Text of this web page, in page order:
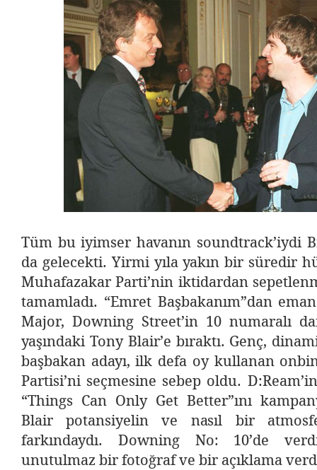
Tüm bu iyimser havanın soundtrack’iydi
da gelecekti. Yirmi yıla yakın bir süredir
Muhafazakar Parti’nin iktidardan
tamamladı. “Emret Başbakanım”dan
Major, Downing Street’in 10 numaralı
yaşındaki Tony Blair’e bıraktı. Genç,
başbakan adayı, ilk defa oy kullanan
Partisi’ni seçmesine sebep oldu.
“Things Can Only Get Better”ını
Blair potansiyelin ve nasıl bir
farkındaydı. Downing No: 10’de
unutulmaz bir fotoğraf ve bir açıklama